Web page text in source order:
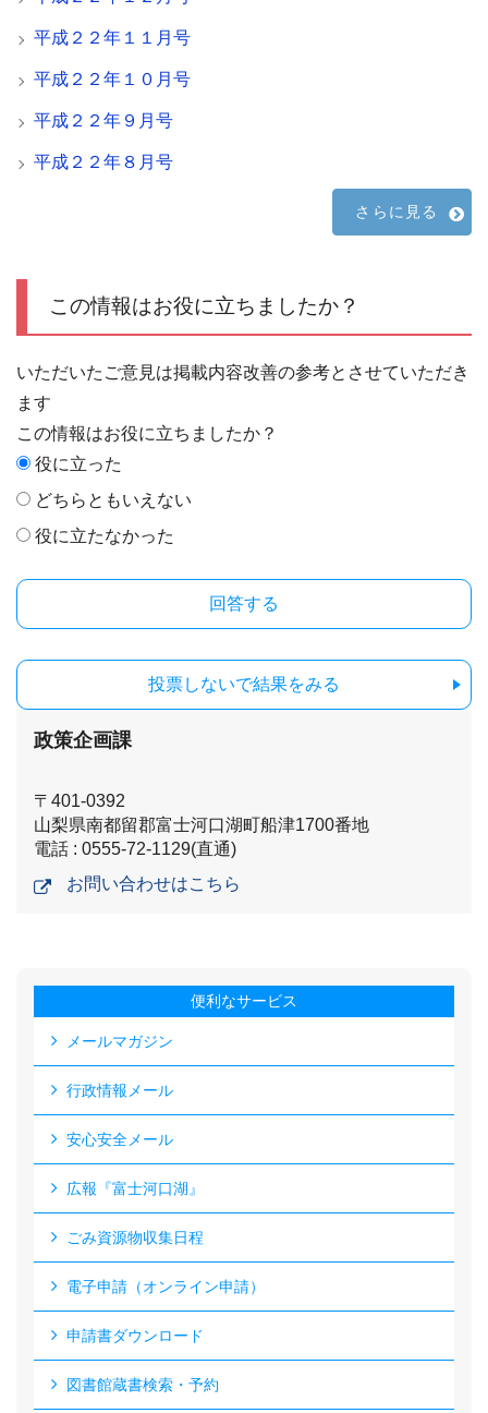
平成２２年１１月号
平成２２年１０月号
平成２２年９月号
平成２２年８月号
さらに見る
この情報はお役に立ちましたか？
いただいたご意見は掲載内容改善の参考とさせていただき
ます
この情報はお役に立ちましたか？
役に立った
どちらともいえない
役に立たなかった
投票しないで結果をみる
政策企画課
〒401-0392
山梨県南都留郡富士河口湖町船津1700番地
電話 : 0555-72-1129(直通)
お問い合わせはこちら
便利なサービス
メールマガジン
行政情報メール
安心安全メール
広報『富士河口湖』
ごみ資源物収集日程
電子申請（オンライン申請）
申請書ダウンロード
図書館蔵書検索・予約